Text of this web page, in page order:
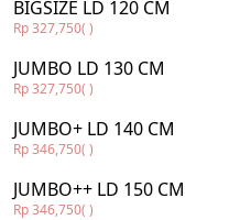
BIGSIZE LD 120 CM
Rp 327,750( )
JUMBO LD 130 CM
Rp 327,750( )
JUMBO+ LD 140 CM
Rp 346,750( )
JUMBO++ LD 150 CM
Rp 346,750( )